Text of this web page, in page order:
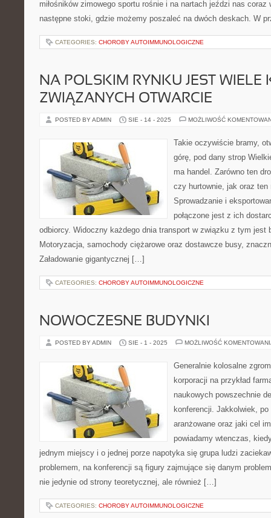
miłośników zimowego sportu rośnie i na nartach jeździ nas
następne stoki, gdzie możemy poszaleć na dwóch deskach. W
CATEGORIES: CHOROBY AUTOIMMUNOLOGICZNE
NA POLSKIM RYNKU JEST WIELE
ZWIĄZANYCH OTWARCIE
POSTED BY ADMIN SIE - 14 - 2025 MOŻLIWOŚĆ
Takie oczywiście bramy,
górę, pod dany strop
ma handel. Zarówno ten
czy hurtownie, jak oraz
Sprowadzanie i
połączone jest z ich
odbiorcy. Widoczny każdego dnia transport w związku z tym jest
Motoryzacja, samochody ciężarowe oraz dostawcze busy,
Załadowanie gigantycznej […]
CATEGORIES: CHOROBY AUTOIMMUNOLOGICZNE
NOWOCZESNE BUDYNKI
POSTED BY ADMIN SIE - 1 - 2025 MOŻLIWOŚĆ
Generalnie kolosalne
korporacji na przykład
naukowych powszechnie
konferencji. Jakkolwiek,
aranżowane oraz jaki cel
powiadamy wtenczas,
jednym miejscy i o jednej porze napotyka się grupa ludzi
problemem, na konferencji są figury zajmujące się danym
nie jedynie od strony teoretycznej, ale również […]
CATEGORIES: CHOROBY AUTOIMMUNOLOGICZNE